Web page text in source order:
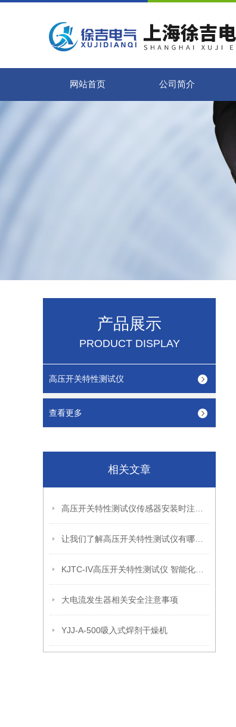
网站首页 公司简介
产品展示
PRODUCT DISPLAY
高压开关特性测试仪
查看更多
相关文章
大电流发生器相关安全注意事项
YJJ-A-500吸入式焊剂干燥机